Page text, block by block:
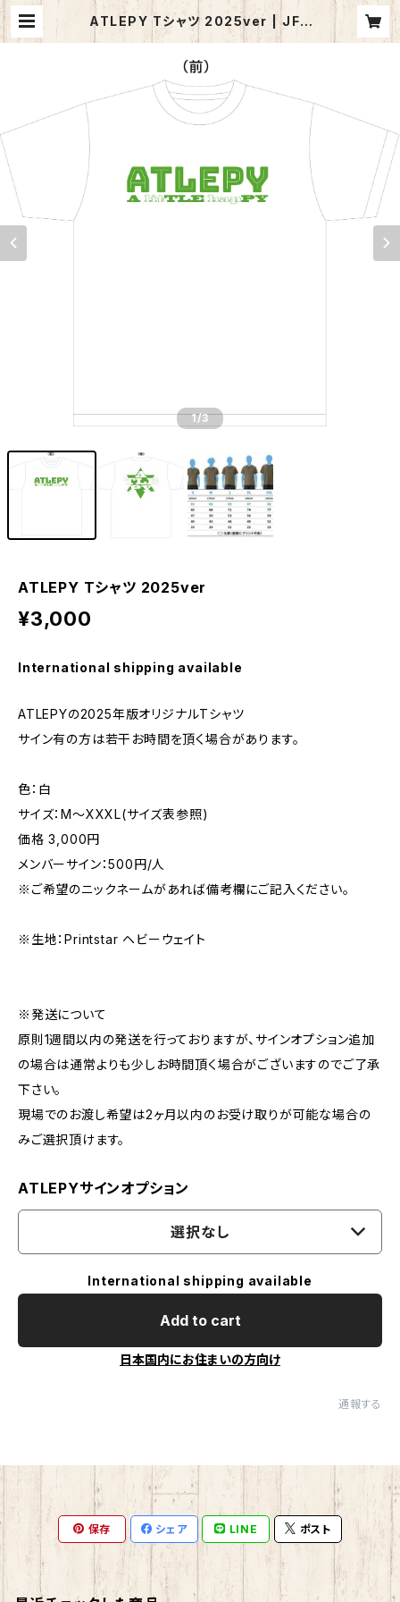
ATLEPY Tシャツ 2025ver | JFP
Online Shop
1/3
ATLEPY Tシャツ 2025ver
¥3,000
International shipping available
ATLEPYの2025年版オリジナルTシャツ
サイン有の方は若干お時間を頂く場合があります。
色：白
サイズ：M～XXXL(サイズ表参照)
価格 3,000円
メンバーサイン：500円/人
※ご希望のニックネームがあれば備考欄にご記入ください。
※生地：Printstar ヘビーウェイト
※発送について
原則1週間以内の発送を行っておりますが、サインオプション追加
の場合は通常よりも少しお時間頂く場合がございますのでご了承
下さい。
現場でのお渡し希望は2ヶ月以内のお受け取りが可能な場合の
みご選択頂けます。
ATLEPYサインオプション
選択なし
International shipping available
Add to cart
日本国内にお住まいの方向け
通報する
保存 シェア LINE ポスト